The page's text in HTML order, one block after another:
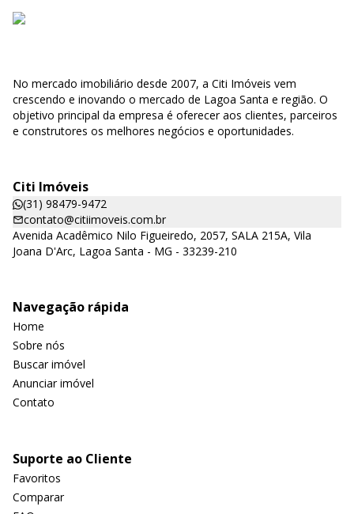
No mercado imobiliário desde 2007, a Citi Imóveis vem
crescendo e inovando o mercado de Lagoa Santa e região. O
objetivo principal da empresa é oferecer aos clientes, parceiros
e construtores os melhores negócios e oportunidades.
Citi Imóveis
(31) 98479-9472
contato@citiimoveis.com.br
Avenida Acadêmico Nilo Figueiredo, 2057, SALA 215A, Vila
Joana D'Arc, Lagoa Santa - MG - 33239-210
Navegação rápida
Home
Sobre nós
Buscar imóvel
Anunciar imóvel
Contato
Suporte ao Cliente
Favoritos
Comparar